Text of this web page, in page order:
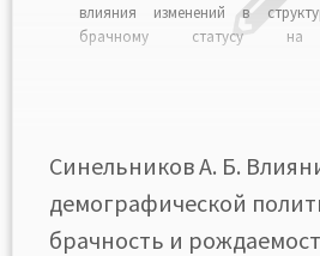
влияния изменений в
брачному статусу на
состоявших в браке мужчин и
Синельников А. Б.
демографической
брачность и